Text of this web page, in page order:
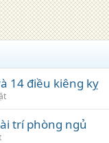
14 điều kiêng kỵ
trí phòng ngủ